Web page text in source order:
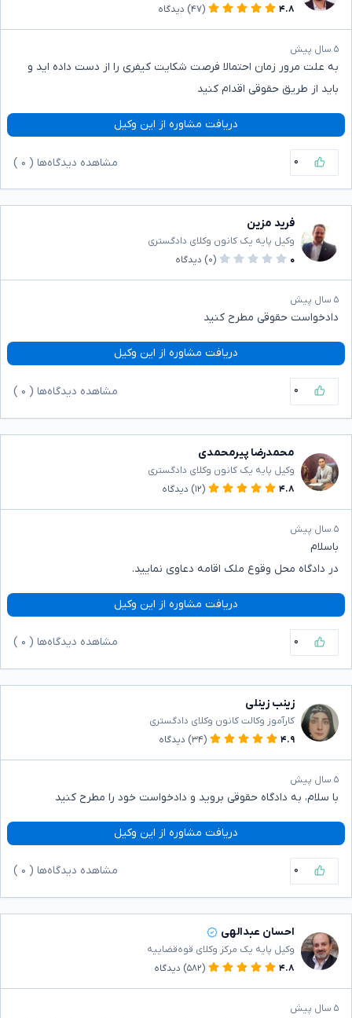
۴.۸ (۴۷) دیدگاه
۵ سال پیش
به علت مرور زمان احتمالا فرصت شکایت کیفری را از دست داده اید و
باید از طریق حقوقی اقدام کنید
دریافت مشاوره از این وکیل
۰ مشاهده دیدگاه‌ها ( ۰
فرید مزین
وکیل پایه یک کانون وکلای دادگستری
۰
(۰) دیدگاه
۵ سال پیش
دادخواست حقوقی مطرح کنید
دریافت مشاوره از این وکیل
۰ مشاهده دیدگاه‌ها ( ۰
محمدرضا پیرمحمدی
وکیل پایه یک کانون وکلای دادگستری
۴.۸
(۱۲) دیدگاه
۵ سال پیش
باسلام
در دادگاه محل وقوع ملک اقامه دعاوی نمایید.
دریافت مشاوره از این وکیل
۰ مشاهده دیدگاه‌ها ( ۰
زینب زینلی
کارآموز وکالت کانون وکلای دادگستری
۴.۹
(۳۴) دیدگاه
۵ سال پیش
با سلام، به دادگاه حقوقی بروید و دادخواست خود را مطرح کنید
دریافت مشاوره از این وکیل
۰ مشاهده دیدگاه‌ها ( ۰
احسان عبدالهی
وکیل پایه یک مرکز وکلای قوه‌قضاییه
۴.۸
(۵۸۲) دیدگاه
۵ سال پیش